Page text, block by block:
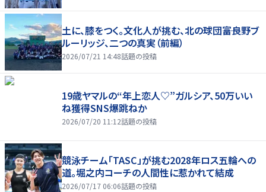
土に、膝をつく。文化人が挑む、北の球団――富良野ブ
ルーリッジ、二つの真実（前編）
2026/07/21 14:48話題の投稿
19歳ヤマルの“年上恋人♡”ガルシア、50万いい
ね獲得SNS爆跳ねか
2026/07/20 11:12話題の投稿
競泳チーム「TASC」が挑む2028年ロス五輪への
道。堀之内コーチの人間性に惹かれて結成
2026/07/17 06:06話題の投稿